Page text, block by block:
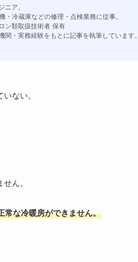
ニア。
・冷蔵庫などの修理・点検業務に従事。
ン類取扱技術者 保有
・実務経験をもとに記事を執筆しています。
ない。
ん。
常な冷暖房ができません。